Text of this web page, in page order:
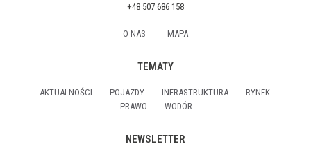
+48 507 686 158
O NAS MAPA
TEMATY
AKTUALNOŚCI POJAZDY INFRASTRUKTURA
RYNEK
PRAWO
WODÓR
NEWSLETTER